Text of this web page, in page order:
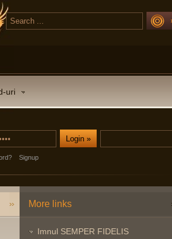
uri
Signup
More links
Imnul SEMPER FIDELIS